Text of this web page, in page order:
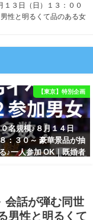
１３日（日）１３：００
性と明るくて品のある女
【東京】特別企画
名規模♪８月１４日
：３０～ 豪華景品が抽
♪一人参加 OK｜既婚者
者限定ビッグパーティ
】
会話が弾む同世
男性と明るくて